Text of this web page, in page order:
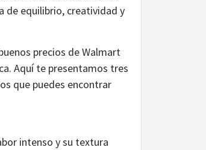
de equilibrio, creatividad y
precios de Walmart
Aquí te presentamos tres
que puedes encontrar
intenso y su textura